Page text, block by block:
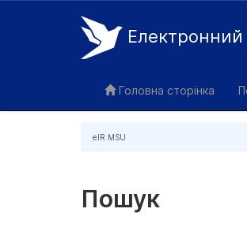
Електронний
Головна сторінка
eIR MSU
Пошук